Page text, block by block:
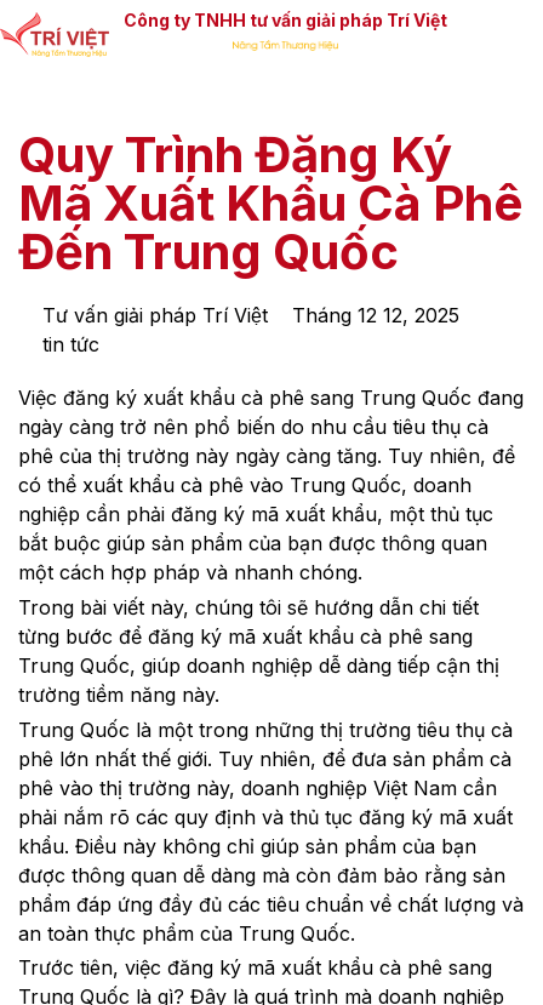
Công ty TNHH tư vấn giải pháp Trí Việt
Quy Trình Đăng Ký
Mã Xuất Khẩu Cà Phê
Đến Trung Quốc
Tư vấn giải pháp Trí Việt
Tháng 12 12, 2025
tin tức
Việc đăng ký xuất khẩu cà phê sang Trung Quốc đang
ngày càng trở nên phổ biến do nhu cầu tiêu thụ cà
phê của thị trường này ngày càng tăng. Tuy nhiên, để
có thể xuất khẩu cà phê vào Trung Quốc, doanh
nghiệp cần phải đăng ký mã xuất khẩu, một thủ tục
bắt buộc giúp sản phẩm của bạn được thông quan
một cách hợp pháp và nhanh chóng.
Trong bài viết này, chúng tôi sẽ hướng dẫn chi tiết
từng bước để đăng ký mã xuất khẩu cà phê sang
Trung Quốc, giúp doanh nghiệp dễ dàng tiếp cận thị
trường tiềm năng này.
Trung Quốc là một trong những thị trường tiêu thụ cà
phê lớn nhất thế giới. Tuy nhiên, để đưa sản phẩm cà
phê vào thị trường này, doanh nghiệp Việt Nam cần
phải nắm rõ các quy định và thủ tục đăng ký mã xuất
khẩu. Điều này không chỉ giúp sản phẩm của bạn
được thông quan dễ dàng mà còn đảm bảo rằng sản
phẩm đáp ứng đầy đủ các tiêu chuẩn về chất lượng và
an toàn thực phẩm của Trung Quốc.
Trước tiên, việc đăng ký mã xuất khẩu cà phê sang
Trung Quốc là gì? Đây là quá trình mà doanh nghiệp